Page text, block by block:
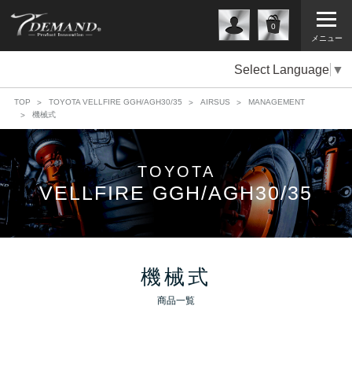
メニュー
0
Select Language ▼
TOP TOYOTA VELLFIRE GGH/AGH30/35 AIRSUS
MANAGEMENT
機械式
TOYOTA
VELLFIRE GGH/AGH30/35
機械式
商品一覧